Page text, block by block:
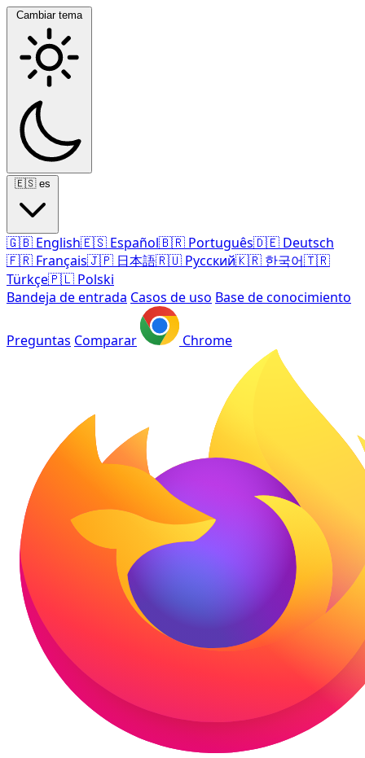
Cambiar tema
🇪🇸 es
🇬🇧 English🇪🇸 Español🇧🇷 Português🇩🇪 Deutsch
🇫🇷 Français🇯🇵 日本語🇷🇺 Русский🇰🇷 한국어🇹🇷
Türkçe🇵🇱 Polski
Bandeja de entrada Casos de uso Base de conocimiento
Preguntas Comparar Chrome